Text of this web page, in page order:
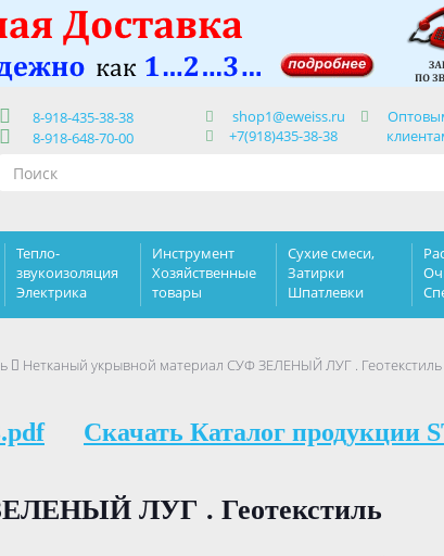
8-918-435-38-38
8-918-648-70-00
shop1@eweiss.ru
+7(918)435-38-38
Тепло-
звукоизоляция
Электрика
Инструмент
Хозяйственные
товары
Сухие смеси,
Затирки
Шпатлевки
Нетканый укрывной материал СУФ ЗЕЛЕНЫЙ ЛУГ . Геотекстиль
Скачать Каталог продукции
ЛУГ . Геотекстиль